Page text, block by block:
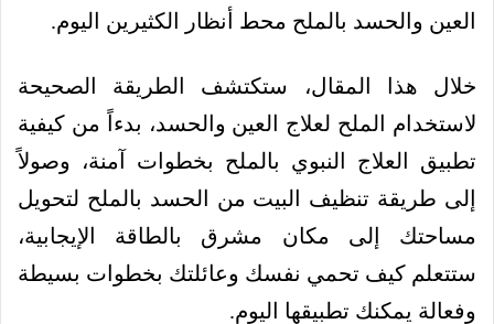
العين والحسد بالملح محط أنظار الكثيرين اليوم.
خلال هذا المقال، ستكتشف الطريقة الصحيحة
لاستخدام الملح لعلاج العين والحسد، بدءاً من كيفية
تطبيق العلاج النبوي بالملح بخطوات آمنة، وصولاً
إلى طريقة تنظيف البيت من الحسد بالملح لتحويل
مساحتك إلى مكان مشرق بالطاقة الإيجابية،
ستتعلم كيف تحمي نفسك وعائلتك بخطوات بسيطة
وفعالة يمكنك تطبيقها اليوم.